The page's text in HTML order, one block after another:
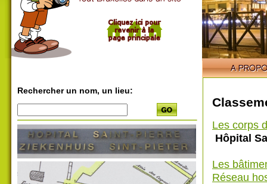
Rechercher un nom, un lieu:
Les corps
Hôpital
Les
Réseau